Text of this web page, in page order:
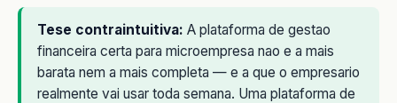
Tese contraintuitiva: A plataforma de gestao
financeira certa para microempresa nao e a mais
barata nem a mais completa — e a que o empresario
realmente vai usar toda semana. Uma plataforma de